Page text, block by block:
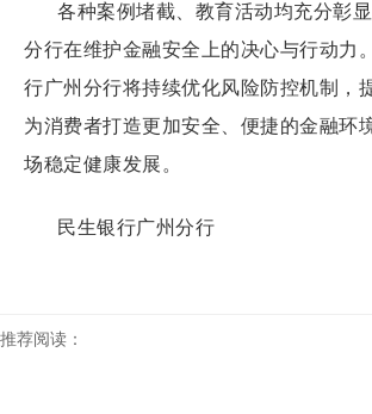
各种案例堵截、教育活动均充分彰
分行在维护金融安全上的决心与行动力
行广州分行将持续优化风险防控机制，
为消费者打造更加安全、便捷的金融环
场稳定健康发展。
民生银行广州分行
推荐阅读：